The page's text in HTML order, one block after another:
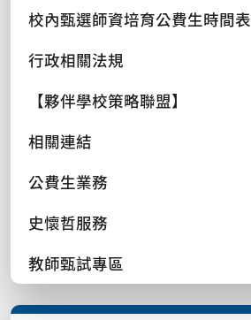
校內甄選師資培育公費生時間表
行政相關法規
【夥伴學校策略聯盟】
相關連結
公費生業務
史懷哲服務
教師甄試專區